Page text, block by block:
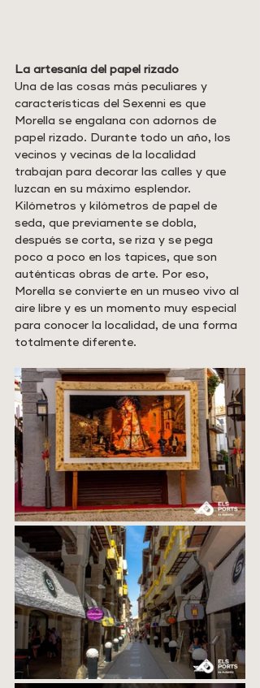
La artesanía del papel rizado
Una de las cosas más peculiares y
características del Sexenni es que
Morella se engalana con adornos de
papel rizado. Durante todo un año, los
vecinos y vecinas de la localidad
trabajan para decorar las calles y que
luzcan en su máximo esplendor.
Kilómetros y kilómetros de papel de
seda, que previamente se dobla,
después se corta, se riza y se pega
poco a poco en los tapices, que son
auténticas obras de arte. Por eso,
Morella se convierte en un museo vivo al
aire libre y es un momento muy especial
para conocer la localidad, de una forma
totalmente diferente.